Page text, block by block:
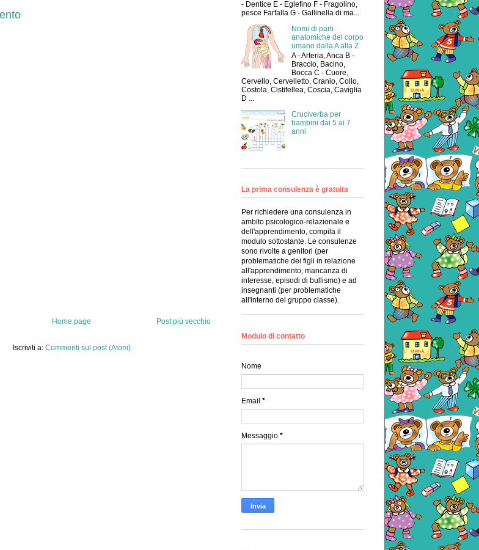
Post più vecchio
Home page
Iscriviti a: Commenti sul post (Atom)
- Dentice E - Eglefino F - Fragolino,
pesce Farfalla G - Gallinella di ma...
Nomi di parti
anatomiche del corpo
umano dalla A alla Z
A - Arteria, Anca B -
Braccio, Bacino,
Bocca C - Cuore,
Cervello, Cervelletto, Cranio, Collo,
Costola, Cistifellea, Coscia, Caviglia
D ...
Cruciverba per
bambini dai 5 ai 7
anni
La prima consulenza è gratuita
Per richiedere una consulenza in
ambito psicologico-relazionale e
dell'apprendimento, compila il
modulo sottostante. Le consulenze
sono rivolte a genitori (per
problematiche dei figli in relazione
all'apprendimento, mancanza di
interesse, episodi di bullismo) e ad
insegnanti (per problematiche
all'interno del gruppo classe).
Modulo di contatto
Nome
Email *
Messaggio *